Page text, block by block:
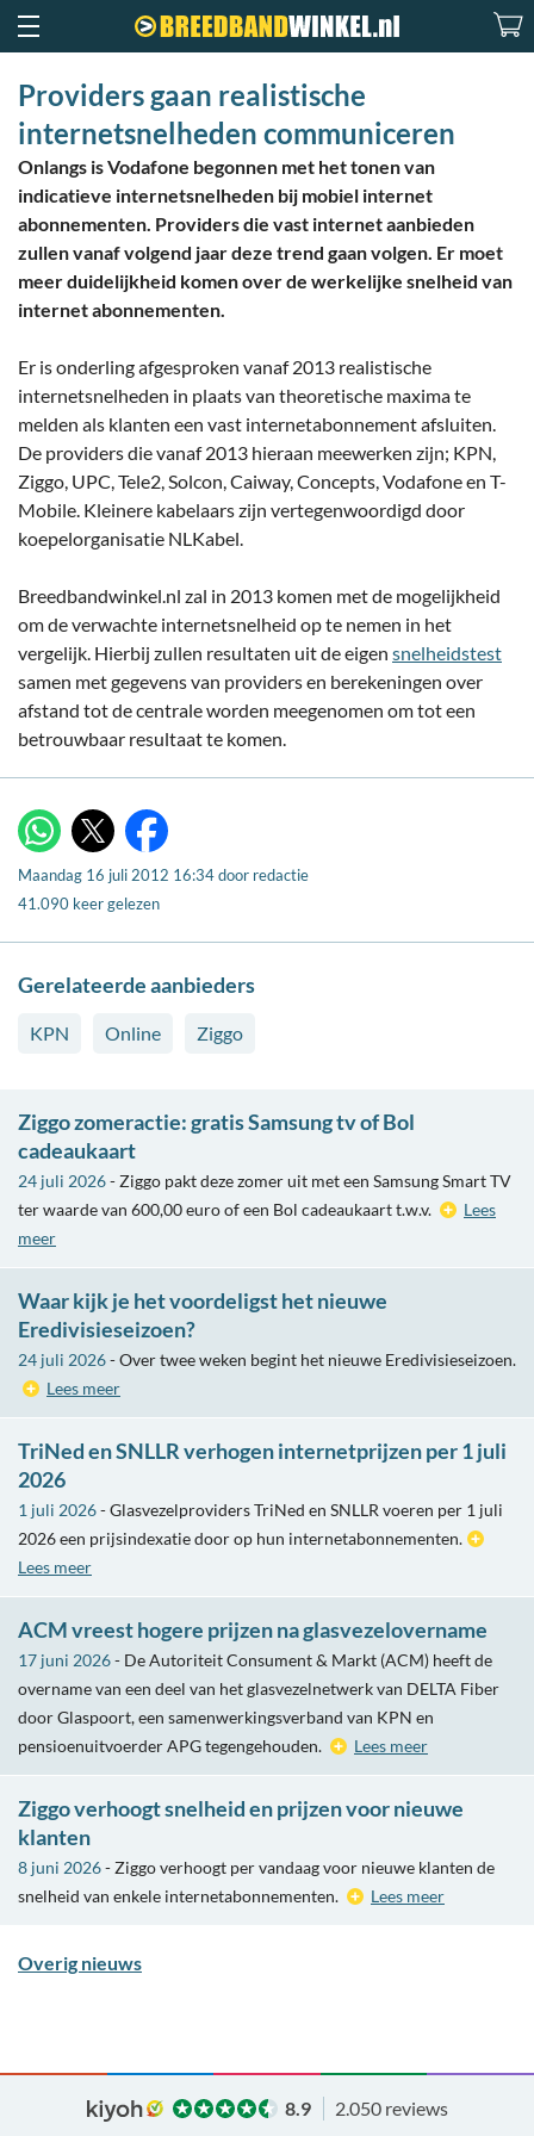
Providers gaan realistische
internetsnelheden communiceren
Onlangs is Vodafone begonnen met het tonen van
indicatieve internetsnelheden bij mobiel internet
abonnementen. Providers die vast internet aanbieden
zullen vanaf volgend jaar deze trend gaan volgen. Er moet
meer duidelijkheid komen over de werkelijke snelheid van
internet abonnementen.
Er is onderling afgesproken vanaf 2013 realistische
internetsnelheden in plaats van theoretische maxima te
melden als klanten een vast internetabonnement afsluiten.
De providers die vanaf 2013 hieraan meewerken zijn; KPN,
Ziggo, UPC, Tele2, Solcon, Caiway, Concepts, Vodafone en T-
Mobile. Kleinere kabelaars zijn vertegenwoordigd door
koepelorganisatie NLKabel.
Breedbandwinkel.nl zal in 2013 komen met de mogelijkheid
om de verwachte internetsnelheid op te nemen in het
vergelijk. Hierbij zullen resultaten uit de eigen snelheidstest
samen met gegevens van providers en berekeningen over
afstand tot de centrale worden meegenomen om tot een
betrouwbaar resultaat te komen.
WhatsApp
X Facebook
Maandag 16 juli 2012 16:34door redactie
41.090 keer gelezen
Gerelateerde aanbieders
KPN Online Ziggo
Ziggo zomeractie: gratis Samsung tv of Bol
cadeaukaart
24 juli 2026- Ziggo pakt deze zomer uit met een Samsung Smart TV
ter waarde van 600,00 euro of een Bol cadeaukaart t.w.v.
Lees
meer
Waar kijk je het voordeligst het nieuwe
Eredivisieseizoen?
24 juli 2026- Over twee weken begint het nieuwe Eredivisieseizoen.
Lees meer
TriNed en SNLLR verhogen internetprijzen per 1 juli
2026
1 juli 2026- Glasvezelproviders TriNed en SNLLR voeren per 1 juli
2026 een prijsindexatie door op hun internetabonnementen.
Lees meer
ACM vreest hogere prijzen na glasvezelovername
17 juni 2026- De Autoriteit Consument & Markt (ACM) heeft de
overname van een deel van het glasvezelnetwerk van DELTA Fiber
door Glaspoort, een samenwerkingsverband van KPN en
pensioenuitvoerder APG tegengehouden.
Lees meer
Ziggo verhoogt snelheid en prijzen voor nieuwe
klanten
8 juni 2026- Ziggo verhoogt per vandaag voor nieuwe klanten de
snelheid van enkele internetabonnementen.
Lees meer
Overig nieuws
8.9 2.050 reviews